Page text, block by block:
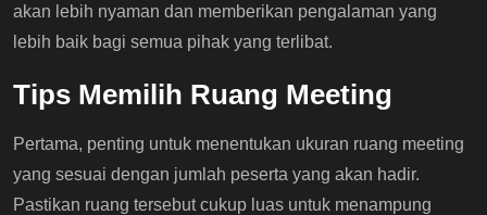
akan lebih nyaman dan memberikan pengalaman yang
lebih baik bagi semua pihak yang terlibat.
Tips Memilih Ruang Meeting
Pertama, penting untuk menentukan ukuran ruang meeting
yang sesuai dengan jumlah peserta yang akan hadir.
Pastikan ruang tersebut cukup luas untuk menampung